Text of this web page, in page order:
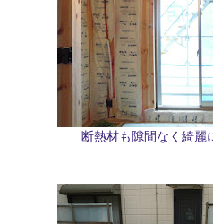
断熱材も隙間なく綺麗